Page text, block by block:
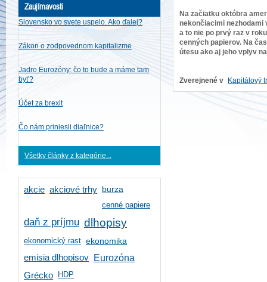
Zaujímavosti
Slovensko vo svete uspelo. Ako ďalej?
Zákon o zodpovednom kapitalizme
Jadro Eurozóny: čo to bude a máme tam
byť?
Účet za brexit
Čo nám priniesli diaľnice?
Všetky články z kategórie...
akcie akciové trhy burza
cenné papiere
daň z príjmu dlhopisy
ekonomický rast ekonomika
emisia dlhopisov
Eurozóna
Grécko HDP
Na začiatku októbra
nekončiacimi nezhodami
a to nie po prvý raz v
cenných papierov. Na
útesu ako aj jeho vplyv
Zverejnené v Kapitálový